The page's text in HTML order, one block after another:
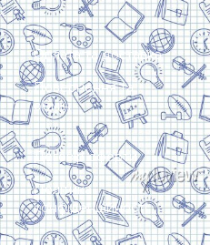
Оплата та доставка
Повернення та
обмін
Договір оферти
Політика
конфіденційності